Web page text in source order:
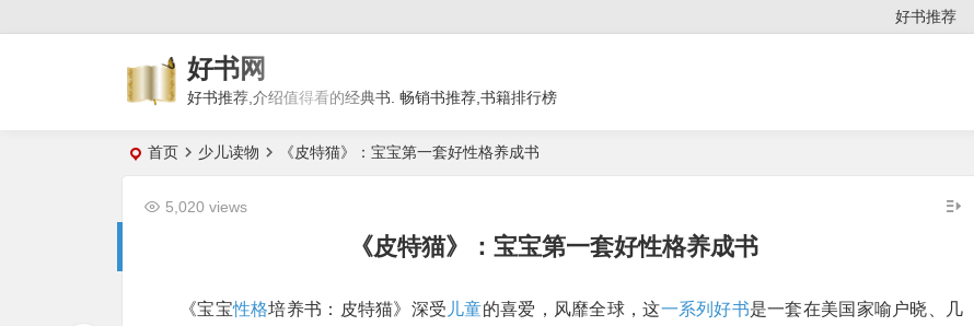
好书推荐
好书网
好书推荐,介绍值得看的经典书. 畅销书推荐,书籍排行榜
首页 少儿读物 《皮特猫》：宝宝第一套好性格养成书
《皮特猫》：宝宝第一套好性格养成书
5,020 views
《宝宝性格培养书：皮特猫》深受 儿童的喜爱，风靡全球，这一系列好书是一套在美国家喻户晓、几